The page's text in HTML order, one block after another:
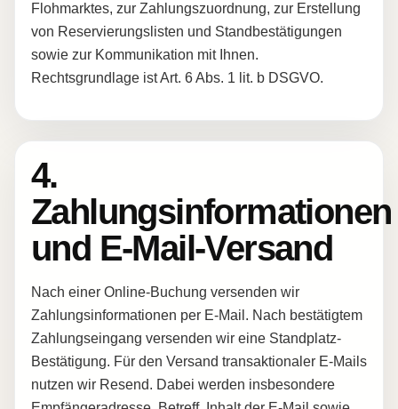
Flohmarktes, zur Zahlungszuordnung, zur Erstellung
von Reservierungslisten und Standbestätigungen
sowie zur Kommunikation mit Ihnen.
Rechtsgrundlage ist Art. 6 Abs. 1 lit. b DSGVO.
4.
Zahlungsinformationen
und E-Mail-Versand
Nach einer Online-Buchung versenden wir
Zahlungsinformationen per E-Mail. Nach bestätigtem
Zahlungseingang versenden wir eine Standplatz-
Bestätigung. Für den Versand transaktionaler E-Mails
nutzen wir Resend. Dabei werden insbesondere